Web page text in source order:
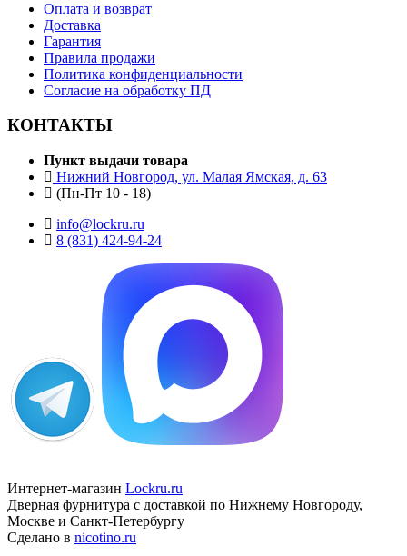
Оплата и возврат
Доставка
Гарантия
Правила продажи
Политика конфиденциальности
Согласие на обработку ПД
КОНТАКТЫ
Пункт выдачи товара
Нижний Новгород, ул. Малая Ямская, д. 63
(Пн-Пт 10 - 18)
info@lockru.ru
8 (831) 424-94-24
Интернет-магазин Lockru.ru
Дверная фурнитура с доставкой по Нижнему Новгороду,
Москве и Санкт-Петербургу
Сделано в nicotino.ru